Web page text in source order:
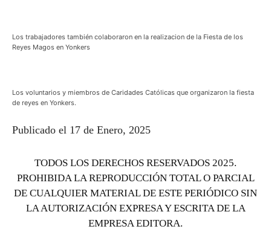
Los trabajadores también colaboraron en la realizacion de la Fiesta de los
Reyes Magos en Yonkers
Los voluntarios y miembros de Caridades Católicas que organizaron la fiesta
de reyes en Yonkers.
Publicado el 17 de Enero, 2025
TODOS LOS DERECHOS RESERVADOS 2025.
PROHIBIDA LA REPRODUCCIÓN TOTAL O PARCIAL
DE CUALQUIER MATERIAL DE ESTE PERIÓDICO SIN
LA AUTORIZACIÓN EXPRESA Y ESCRITA DE LA
EMPRESA EDITORA.